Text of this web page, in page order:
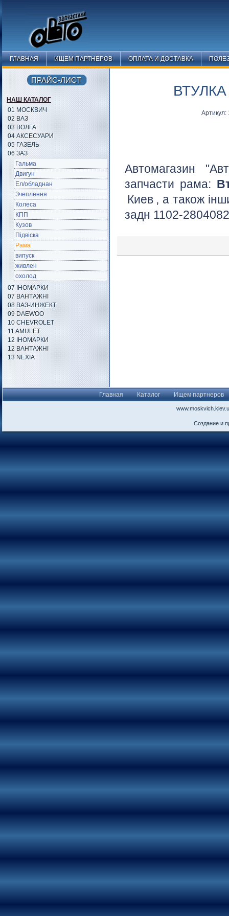
ГЛАВНАЯ ИЩЕМ ПАРТНЕРОВ ОПЛАТА И ДОСТАВКА
Автомагазин
запчасти рама:
Киев , а також
задн 1102-
ПРАЙС-ЛИСТ
НАШ КАТАЛОГ
01 МОСКВИЧ
02 ВАЗ
03 ВОЛГА
04 АКСЕСУАРИ
05 ГАЗЕЛЬ
06 ЗАЗ
Гальма
Двигун
Ел/обладнан
Зчеплення
Колеса
КПП
Кузов
Підвіска
Рама
випуск
живлен
охолод
07 ІНОМАРКИ
07 ВАНТАЖНІ
08 ВАЗ-ИНЖЕКТ
09 DAEWOO
10 CHEVROLET
11 AMULET
12 ІНОМАРКИ
12 ВАНТАЖНІ
13 NEXIA
Главная Каталог Ищем партнеров
Создание и